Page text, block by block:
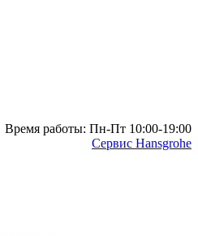
Время работы: Пн-Пт 10:00-19:00
Сервис Hansgrohe